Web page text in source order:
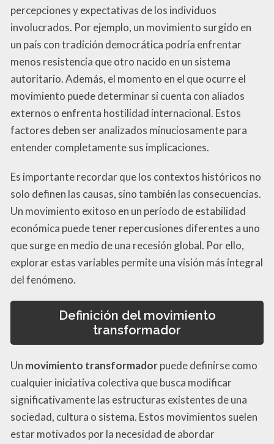
percepciones y expectativas de los individuos
involucrados. Por ejemplo, un movimiento surgido en
un país con tradición democrática podría enfrentar
menos resistencia que otro nacido en un sistema
autoritario. Además, el momento en el que ocurre el
movimiento puede determinar si cuenta con aliados
externos o enfrenta hostilidad internacional. Estos
factores deben ser analizados minuciosamente para
entender completamente sus implicaciones.
Es importante recordar que los contextos históricos no
solo definen las causas, sino también las consecuencias.
Un movimiento exitoso en un período de estabilidad
económica puede tener repercusiones diferentes a uno
que surge en medio de una recesión global. Por ello,
explorar estas variables permite una visión más integral
del fenómeno.
Definición del movimiento
transformador
Un movimiento transformadorpuede definirse como
cualquier iniciativa colectiva que busca modificar
significativamente las estructuras existentes de una
sociedad, cultura o sistema. Estos movimientos suelen
estar motivados por la necesidad de abordar